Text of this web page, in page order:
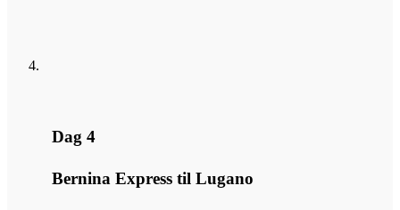
Dag 4
Bernina Express til Lugano